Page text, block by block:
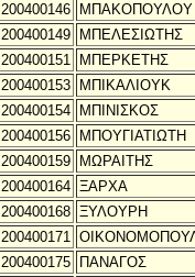
200400146
ΜΠΑΚΟΠΟΥΛΟΥ
200400149
ΜΠΕΛΕΣΙΩΤΗΣ
200400151
ΜΠΕΡΚΕΤΗΣ
200400153
ΜΠΙΚΑΛΙΟΥΚ
200400154
ΜΠΙΝΙΣΚΟΣ
200400156
ΜΠΟΥΓΙΑΤΙΩΤΗ
200400159
ΜΩΡΑΙΤΗΣ
200400164 ΞΑΡΧΑ
200400168 ΞΥΛΟΥΡΗ
200400171
200400175
ΠΑΝΑΓΟΣ